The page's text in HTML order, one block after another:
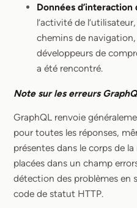
Données d’interaction
l’activité de
chemins de
développeurs de
a été rencontré.
Note sur les erreurs
GraphQL renvoie
pour toutes les réponses,
présentes dans le corps de
placées dans un champ
détection des problèmes en
code de statut HTTP.